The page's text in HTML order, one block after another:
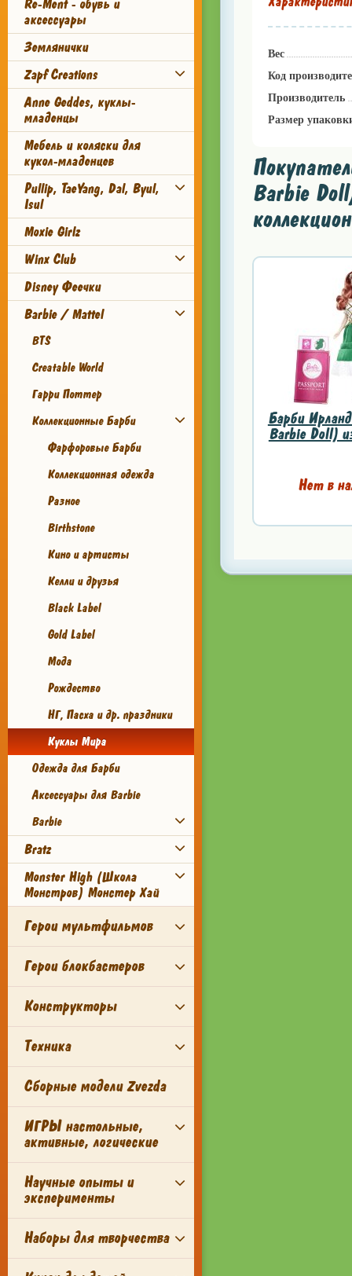
Re-Ment - обувь и
аксессуары
Землянички
Zapf Creations
Anne Geddes, куклы-
младенцы
Мебель и коляски для
кукол-младенцев
Pullip, TaeYang, Dal, Byul,
Isul
Moxie Girlz
Winx Club
Disney Феечки
Barbie / Mattel
BTS
Creatable World
Гарри Поттер
Коллекционные Барби
Фарфоровые Барби
Коллекционная одежда
Разное
Birthstone
Кино и артисты
Келли и друзья
Black Label
Gold Label
Мода
Рождество
НГ, Пасха и др. праздники
Куклы Мира
Одежда для Барби
Аксессуары для Barbie
Barbie
Bratz
Monster High (Школа
Монстров) Монстер Хай
Герои мультфильмов
Герои блокбастеров
Конструкторы
Техника
Сборные модели Zvezda
ИГРЫ настольные,
активные, логические
Научные опыты и
эксперименты
Наборы для творчества
Вес
Код
Производитель
Размер
Barbie
Барби
Barbie Doll)
Нет в